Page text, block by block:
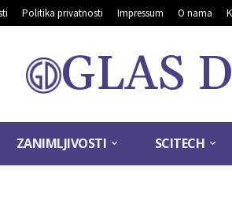
Politika privatnosti Impressum O nama
GLAS
ZANIMLJIVOSTI SCITECH